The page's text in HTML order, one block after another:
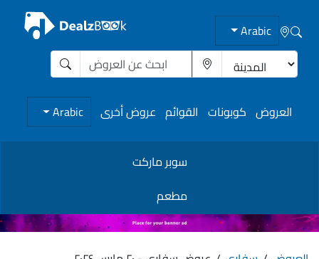
Arabic
العروض كوبونات القوائم عروض أخرى Arabic
سوبر ماركت
مطعم